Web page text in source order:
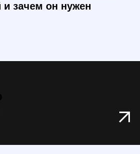
и зачем он нужен